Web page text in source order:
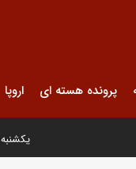
پرونده هسته ای اروپا
یکشنبه ۱۸ مرداد ۱۴۰۵